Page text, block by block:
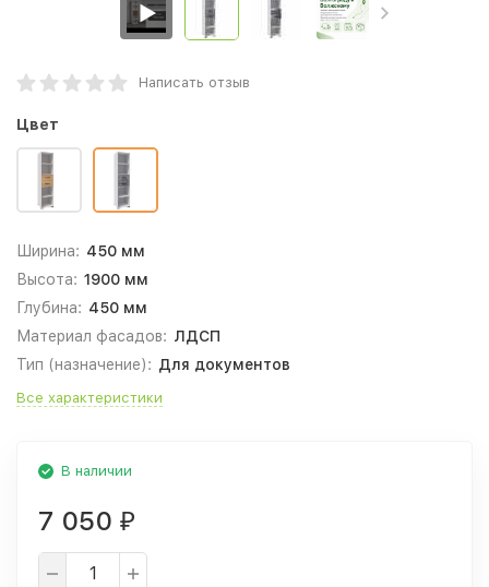
Написать отзыв
Цвет
Ширина: 450 мм
Высота: 1900 мм
Глубина: 450 мм
Материал фасадов: ЛДСП
Тип (назначение): Для документов
Все характеристики
В наличии
7 050 ₽